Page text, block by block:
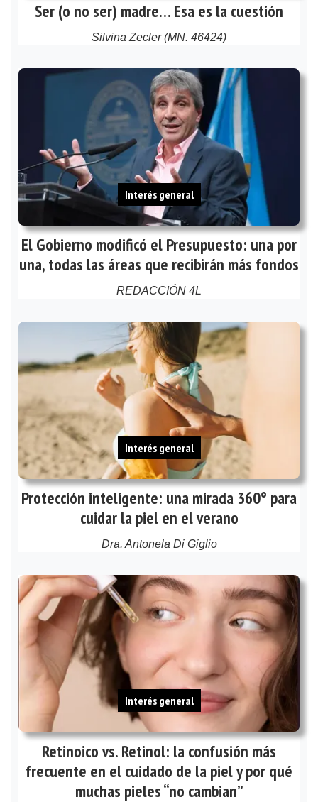
Ser (o no ser) madre… Esa es la cuestión
Silvina Zecler (MN. 46424)
El Gobierno modificó el Presupuesto: una por
una, todas las áreas que recibirán más fondos
REDACCIÓN 4L
Interés general
Protección inteligente: una mirada 360° para
cuidar la piel en el verano
Dra. Antonela Di Giglio
Interés general
Retinoico vs. Retinol: la confusión más
frecuente en el cuidado de la piel y por qué
muchas pieles “no cambian”
Interés general